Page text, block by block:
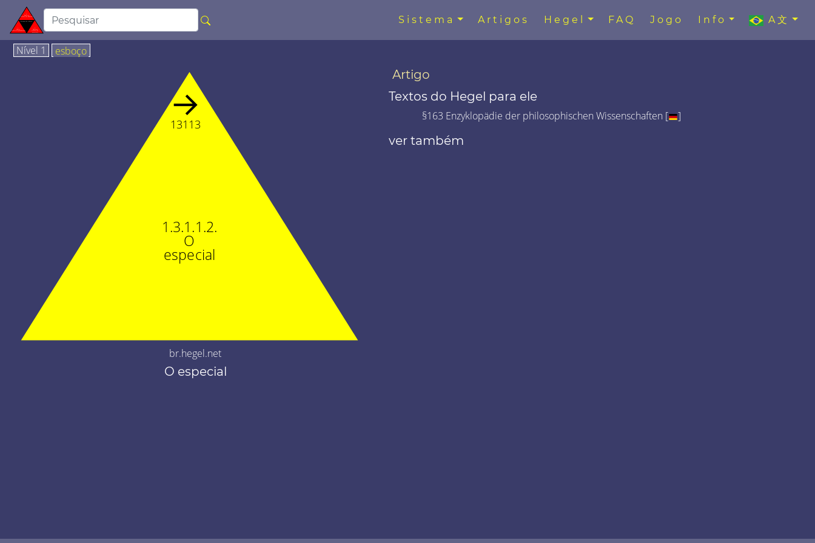
Sistema Artigos Hegel FAQ Jogo Info A文
Nível 1 esboço
1.3.1.1.2.
O
especial
→
13113
br.hegel.net
O especial
Artigo
Textos do Hegel para ele
§163 Enzyklopädie der philosophischen Wissenschaften [ ]
ver também